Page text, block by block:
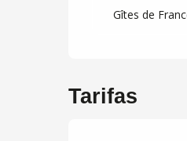
Gîtes de
Tarifas